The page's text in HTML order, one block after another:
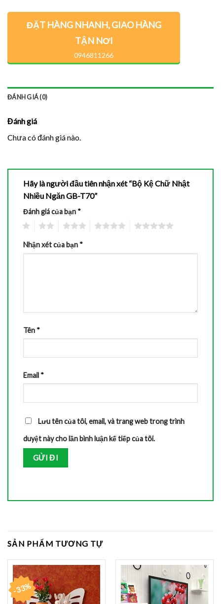
ĐẶT HÀNG NHANH, GIAO HÀNG
TẬN NƠI
0946811266
ĐÁNH GIÁ (0)
Đánh giá
Chưa có đánh giá nào.
Hãy là người đầu tiên nhận xét “Bộ Kệ Chữ Nhật
Nhiều Ngăn GB-T70”
Đánh giá của bạn *
Nhận xét của bạn *
Tên *
Email *
Lưu tên của tôi, email, và trang web trong trình
duyệt này cho lần bình luận kế tiếp của tôi.
SẢN PHẨM TƯƠNG TỰ
-33%